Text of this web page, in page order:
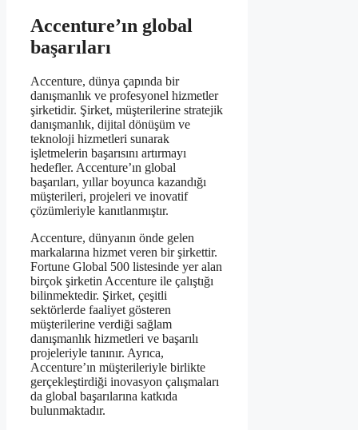
Accenture’ın global
başarıları
Accenture, dünya çapında bir
danışmanlık ve profesyonel hizmetler
şirketidir. Şirket, müşterilerine stratejik
danışmanlık, dijital dönüşüm ve
teknoloji hizmetleri sunarak
işletmelerin başarısını artırmayı
hedefler. Accenture’ın global
başarıları, yıllar boyunca kazandığı
müşterileri, projeleri ve inovatif
çözümleriyle kanıtlanmıştır.
Accenture, dünyanın önde gelen
markalarına hizmet veren bir şirkettir.
Fortune Global 500 listesinde yer alan
birçok şirketin Accenture ile çalıştığı
bilinmektedir. Şirket, çeşitli
sektörlerde faaliyet gösteren
müşterilerine verdiği sağlam
danışmanlık hizmetleri ve başarılı
projeleriyle tanınır. Ayrıca,
Accenture’ın müşterileriyle birlikte
gerçekleştirdiği inovasyon çalışmaları
da global başarılarına katkıda
bulunmaktadır.